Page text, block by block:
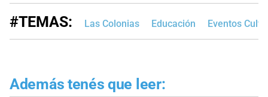
#TEMAS: Las Colonias Educación Eventos
Además tenés que leer: